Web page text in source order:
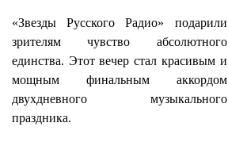
«Звезды Русского Радио» подарили
зрителям чувство абсолютного
единства. Этот вечер стал красивым и
мощным финальным аккордом
двухдневного музыкального
праздника.